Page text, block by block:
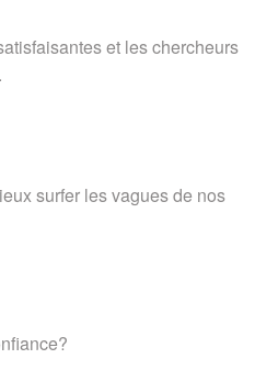
et les chercheurs
surfer les vagues de nos